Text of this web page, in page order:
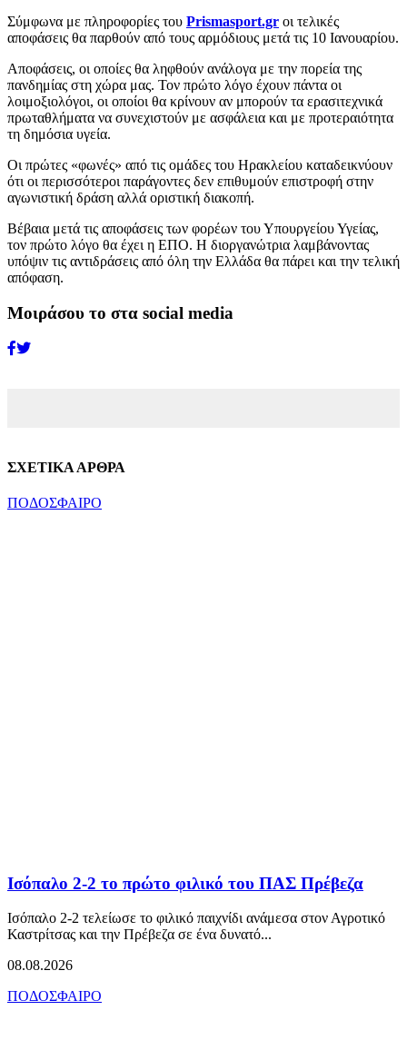
Σύμφωνα με πληροφορίες του Prismasport.gr οι τελικές
αποφάσεις θα παρθούν από τους αρμόδιους μετά τις 10 Ιανουαρίου.
Αποφάσεις, οι οποίες θα ληφθούν ανάλογα με την πορεία της
πανδημίας στη χώρα μας. Τον πρώτο λόγο έχουν πάντα οι
λοιμοξιολόγοι, οι οποίοι θα κρίνουν αν μπορούν τα ερασιτεχνικά
πρωταθλήματα να συνεχιστούν με ασφάλεια και με προτεραιότητα
τη δημόσια υγεία.
Οι πρώτες «φωνές» από τις ομάδες του Ηρακλείου καταδεικνύουν
ότι οι περισσότεροι παράγοντες δεν επιθυμούν επιστροφή στην
αγωνιστική δράση αλλά οριστική διακοπή.
Βέβαια μετά τις αποφάσεις των φορέων του Υπουργείου Υγείας,
τον πρώτο λόγο θα έχει η ΕΠΟ. Η διοργανώτρια λαμβάνοντας
υπόψιν τις αντιδράσεις από όλη την Ελλάδα θα πάρει και την τελική
απόφαση.
Μοιράσου το στα social media
ΣΧΕΤΙΚΑ ΑΡΘΡΑ
ΠΟΔΟΣΦΑΙΡΟ
Ισόπαλο 2-2 το πρώτο φιλικό του ΠΑΣ Πρέβεζα
Ισόπαλο 2-2 τελείωσε το φιλικό παιχνίδι ανάμεσα στον Αγροτικό
Καστρίτσας και την Πρέβεζα σε ένα δυνατό...
08.08.2026
ΠΟΔΟΣΦΑΙΡΟ